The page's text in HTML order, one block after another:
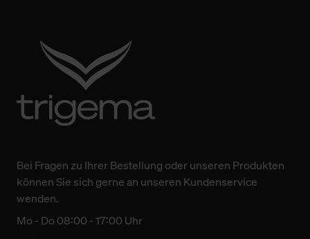
Bei Fragen zu Ihrer Bestellung oder unseren Produkten
können Sie sich gerne an unseren Kundenservice
wenden.
Mo - Do 08:00 - 17:00 Uhr